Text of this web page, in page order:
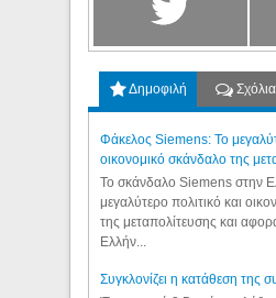
Δημοφιλή Σχόλια
Φάκελος Siemens: Το
οικονομικό σκάνδαλο της
Το σκάνδαλο Siemens στην
μεγαλύτερο πολιτικό και
της μεταπολίτευσης και
Ελλήν...
Συγκλονίζει η κατάθεση της